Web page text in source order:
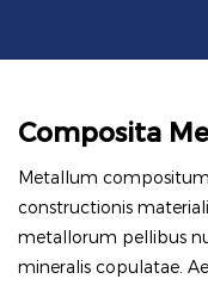
Composita
Metallum
constructionis
metallorum pellibus
mineralis copulatae.